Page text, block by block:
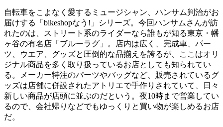
自転車をこよなく愛するミュージシャン、ハンサム判治がお
届けする「bikeshopなう!」シリーズ。今回ハンサムさんが訪
れたのは、ストリート系のライダーなら誰もが知る東京・幡
ヶ谷の有名店「ブルーラグ」。店内は広く、完成車、パー
ツ、ウエア、グッズと圧倒的な品揃えを誇るが、ここはオリ
ジナル商品を多く取り扱っているお店としても知られてい
る。メーカー特注のパーツやバッグなど、販売されているグ
ッズは店舗に併設されたアトリエで手作りされていて、日々
新しい商品が店頭に並ぶのだという。夜10時まで営業してい
るので、会社帰りなどでもゆっくりと買い物が楽しめるお店
だ。